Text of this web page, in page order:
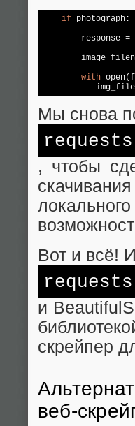
if photograph:
response =
with
Мы снова
requests
, чтобы
Вот и всё!
requests
и
скрейпер
веб-